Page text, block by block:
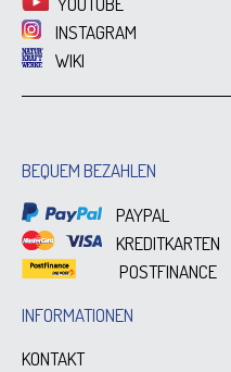
INSTAGRAM
WIKI
BEQUEM BEZAHLEN
PAYPAL
KREDITKARTEN
POSTFINANCE
INFORMATIONEN
KONTAKT